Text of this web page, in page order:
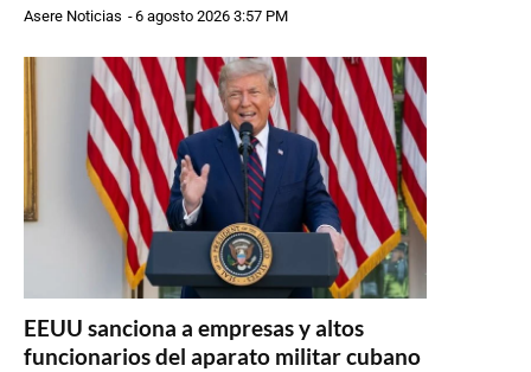
Asere Noticias -6 agosto 2026 3:57 PM
EEUU sanciona a empresas y altos
funcionarios del aparato militar cubano